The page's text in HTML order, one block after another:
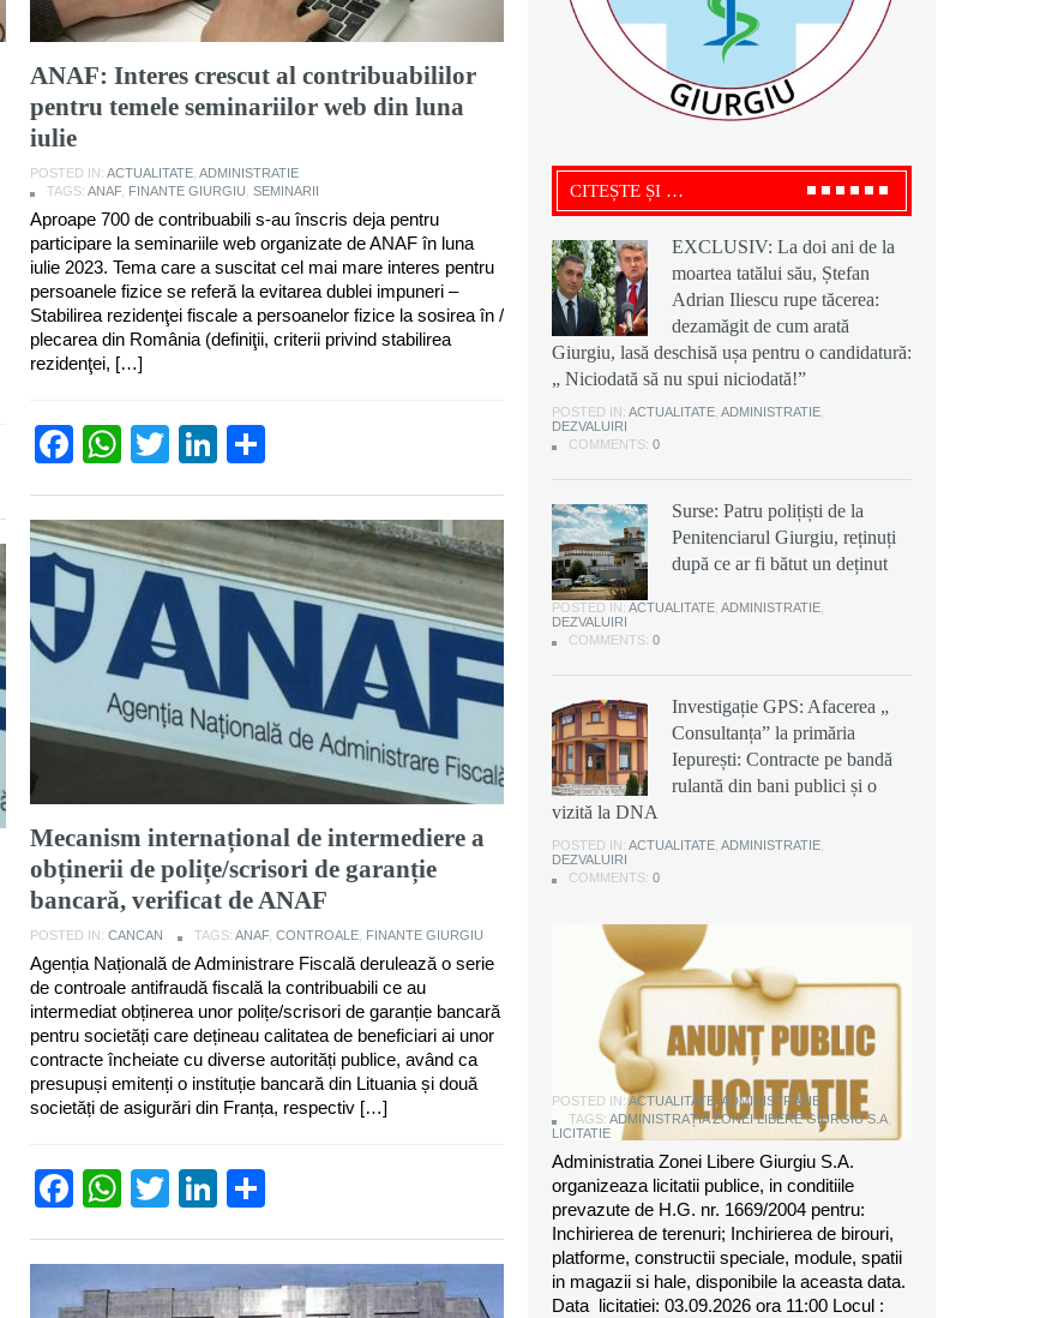
ANAF: Interes crescut al contribuabililor
pentru temele seminariilor web din luna
iulie
POSTED IN: ACTUALITATE ADMINISTRATIE
TAGS: ANAF, FINANTE GIURGIU SEMINARII
Aproape 700 de contribuabili s-au înscris deja pentru
participare la seminariile web organizate de ANAF în luna
iulie 2023. Tema care a suscitat cel mai mare interes pentru
persoanele fizice se referă la evitarea dublei impuneri –
Stabilirea rezidenţei fiscale a persoanelor fizice la sosirea în /
plecarea din România (definiţii, criterii privind stabilirea
rezidenţei, […]
Facebook
WhatsApp
TwitterLinkedIn
Mecanism internațional de intermediere a
obținerii de polițe/scrisori de garanție
bancară, verificat de ANAF
POSTED IN: CANCAN TAGS: ANAF, CONTROALE FINANTE GIURGIU
Agenția Națională de Administrare Fiscală derulează o serie
de controale antifraudă fiscală la contribuabili ce au
intermediat obținerea unor polițe/scrisori de garanție bancară
pentru societăți care dețineau calitatea de beneficiari ai unor
contracte încheiate cu diverse autorități publice, având ca
presupuși emitenți o instituție bancară din Lituania și două
societăți de asigurări din Franța, respectiv […]
Facebook
WhatsApp
TwitterLinkedIn
CITEȘTE ȘI …
EXCLUSIV: La doi ani de la
moartea tatălui său, Ștefan
Adrian Iliescu rupe tăcerea:
dezamăgit de cum arată
Giurgiu, lasă deschisă ușa pentru o candidatură:
„ Niciodată să nu spui niciodată!”
POSTED IN: ACTUALITATE ADMINISTRATIE
DEZVALUIRI
COMMENTS: 0
Surse: Patru polițiști de la
Penitenciarul Giurgiu, reținuți
după ce ar fi bătut un deținut
POSTED IN: ACTUALITATE ADMINISTRATIE
DEZVALUIRI
COMMENTS: 0
Investigație GPS: Afacerea „
Consultanța” la primăria
Iepurești: Contracte pe bandă
rulantă din bani publici și o
vizită la DNA
POSTED IN: ACTUALITATE ADMINISTRATIE
DEZVALUIRI
COMMENTS: 0
ANUNT DE LICITATIE
POSTED IN:ACTUALITATE ADMINISTRATIE
TAGS: ADMINISTRAȚIA ZONEI LIBERE GIURGIU S.A,
LICITATIE
Administratia Zonei Libere Giurgiu S.A.
organizeaza licitatii publice, in conditiile
prevazute de H.G. nr. 1669/2004 pentru:
Inchirierea de terenuri; Inchirierea de birouri,
platforme, constructii speciale, module, spatii
in magazii si hale, disponibile la aceasta data.
Data licitatiei: 03.09.2026 ora 11:00 Locul :